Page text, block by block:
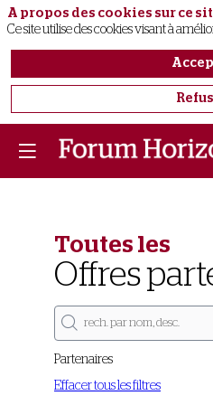
Toutes les
Offres
Partenaires
Effacer tous les filtres
A propos des cookies sur ce
Ce site utilise des cookies visant à